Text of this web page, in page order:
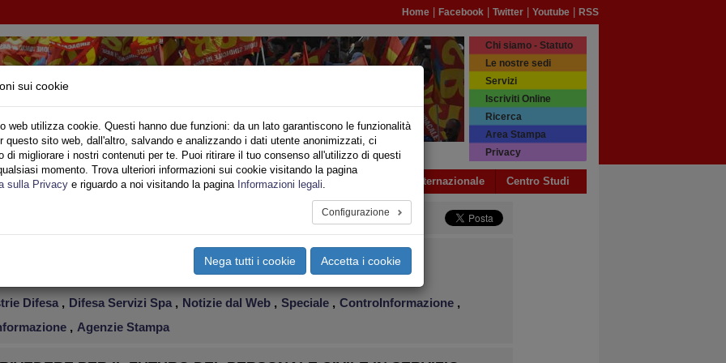
Home Facebook Twitter Youtube RSS
- MINISTERO DELLA DIFESA
Chi siamo - Statuto
Le nostre sedi
Servizi
Iscriviti Online
Ricerca
Area Stampa
Privacy
Privato Territori Sociale Speciali Multimedia Internazionale Centro Studi
Notizie Nazionali , Notizie locali
Aeronautica
Stato Maggiore Esercito, Stato Maggiore Marina,
Difesa , Difesa Servizi Spa , Notizie dal Web , Speciale , ControInformazione ,
, Agenzie Stampa
sui cookie
web utilizza cookie. Questi hanno due funzioni: da un lato garantiscono le funzionalità
questo sito web, dall'altro, salvando e analizzando i dati utente anonimizzati, ci
di migliorare i nostri contenuti per te. Puoi ritirare il tuo consenso all'utilizzo di questi
momento. Trova ulteriori informazioni sui cookie visitando la pagina
sulla Privacy e riguardo a noi visitando la pagina Informazioni legali.
Configurazione
Nega tutti i cookie Accetta i cookie